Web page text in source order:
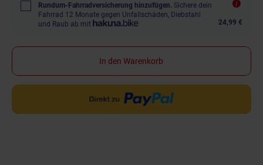
Rundum-Fahrradversicherung hinzufügen. Sichere dein
Fahrrad 12 Monate gegen Unfallschäden, Diebstahl
und Raub ab mit
24,99 €
In den Warenkorb